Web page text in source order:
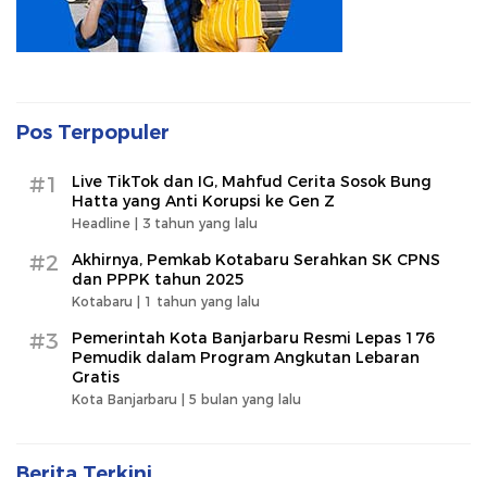
Pos Terpopuler
#1
Live TikTok dan IG, Mahfud Cerita Sosok Bung
Hatta yang Anti Korupsi ke Gen Z
Headline | 3 tahun yang lalu
#2
Akhirnya, Pemkab Kotabaru Serahkan SK CPNS
dan PPPK tahun 2025
Kotabaru | 1 tahun yang lalu
#3
Pemerintah Kota Banjarbaru Resmi Lepas 176
Pemudik dalam Program Angkutan Lebaran
Gratis
Kota Banjarbaru | 5 bulan yang lalu